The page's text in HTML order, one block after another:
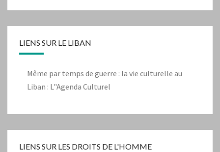
LIENS SUR LE LIBAN
Même par temps de guerre : la vie culturelle au
Liban : L"Agenda Culturel
LIENS SUR LES DROITS DE L'HOMME